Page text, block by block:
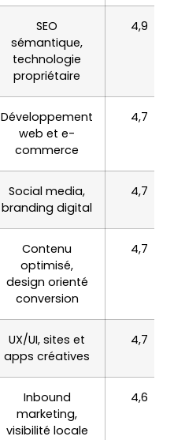
SEO
sémantique,
technologie
propriétaire
4,9
Développement
web et e-
commerce
4,7
Social media,
branding digital
4,7
Contenu
optimisé,
design orienté
conversion
4,7
UX/UI, sites et
apps créatives
4,7
Inbound
marketing,
visibilité locale
4,6